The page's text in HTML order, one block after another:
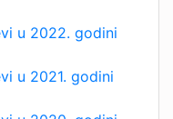
u 2022. godini
u 2021. godini